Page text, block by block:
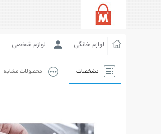
لوازم خانگی لوازم شخصی
مشخصات محصولات مشابه